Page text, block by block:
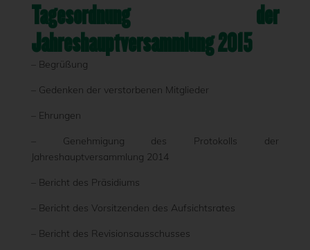
Tagesordnung der
Jahreshauptversammlung 2015
– Begrüßung
– Gedenken der verstorbenen Mitglieder
– Ehrungen
– Genehmigung des Protokolls der
Jahreshauptversammlung 2014
– Bericht des Präsidiums
– Bericht des Vorsitzenden des Aufsichtsrates
– Bericht des Revisionsausschusses